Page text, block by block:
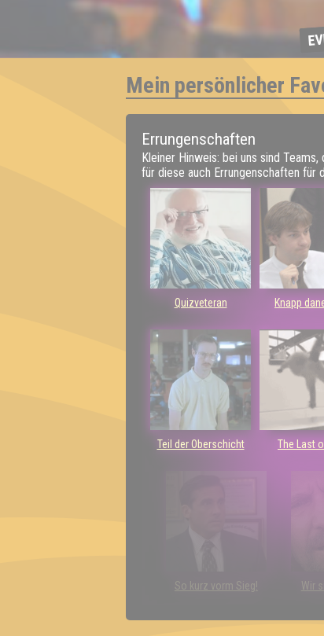
Mein persönlicher
Errungenschaften
Kleiner Hinweis: bei uns sind
für diese auch Errungenschaften für
Quizveteran Knapp
Teil der Oberschicht The Last
So kurz vorm Sieg! Wir